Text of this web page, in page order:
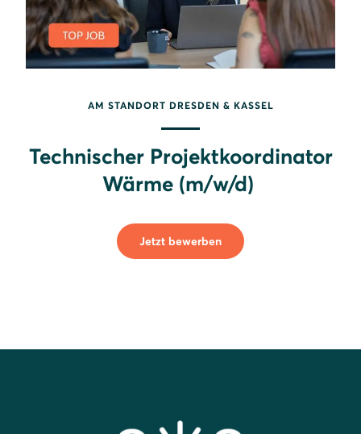
AM STANDORT DRESDEN & KASSEL
Technischer Projektkoordinator
Wärme (m/w/d)
Jetzt bewerben